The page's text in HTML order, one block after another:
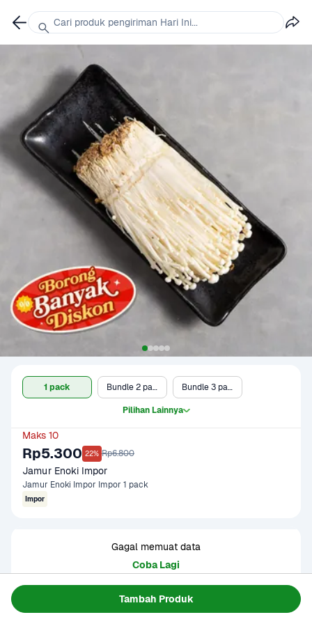
Tambah Produk
1 pack Bundle 2 pack Bundle 3 pack
Pilihan Lainnya
Maks 10
Rp5.300 22% Rp6.800
Jamur Enoki Impor
Jamur Enoki Impor Impor 1 pack
Impor
Gagal memuat data
Coba Lagi
Informasi Produk
Cari produk pengiriman Hari Ini...